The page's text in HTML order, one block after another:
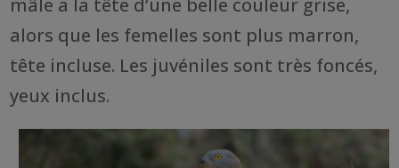
alors que les femelles sont plus marron,
tête incluse. Les juvéniles sont très foncés,
yeux inclus.